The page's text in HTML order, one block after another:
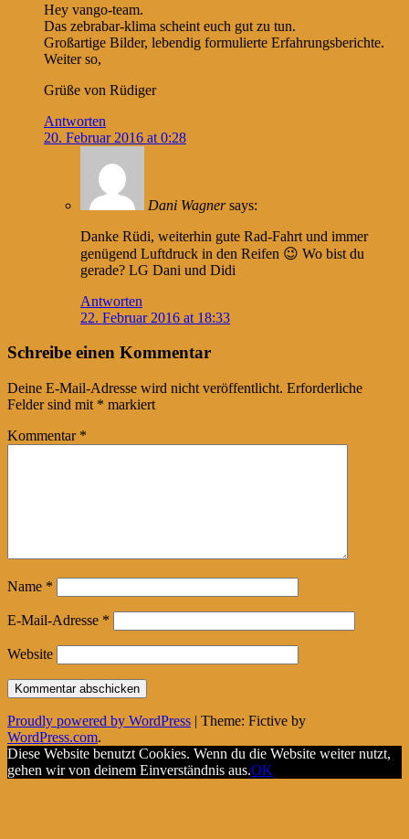
Hey vango-team.
Das zebrabar-klima scheint euch gut zu tun.
Großartige Bilder, lebendig formulierte Erfahrungsberichte.
Weiter so,
Grüße von Rüdiger
Antworten
20. Februar 2016 at 0:28
Dani Wagner says:
Danke Rüdi, weiterhin gute Rad-Fahrt und immer
genügend Luftdruck in den Reifen 😉 Wo bist du
gerade? LG Dani und Didi
Antworten
22. Februar 2016 at 18:33
Schreibe einen Kommentar
Deine E-Mail-Adresse wird nicht veröffentlicht. Erforderliche
Felder sind mit * markiert
Kommentar *
Name *
E-Mail-Adresse *
Website
Proudly powered by WordPress | Theme: Fictive by
WordPress.com.
Diese Website benutzt Cookies. Wenn du die Website weiter nutzt,
gehen wir von deinem Einverständnis aus.OK